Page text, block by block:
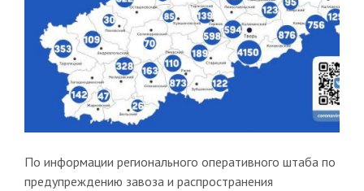
По информации регионального оперативного штаба по
предупреждению завоза и распространения